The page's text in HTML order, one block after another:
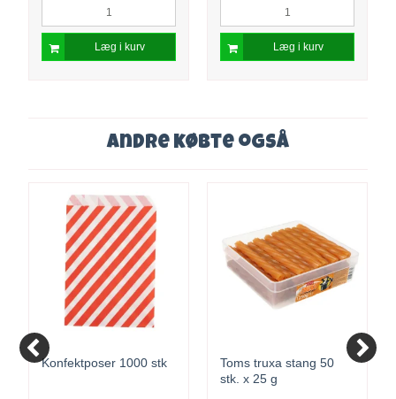
Læg i kurv Læg i kurv
Andre købte også
Konfektposer 1000 stk
Toms truxa stang 50
stk. x 25 g